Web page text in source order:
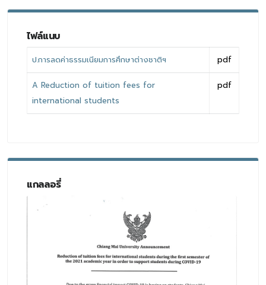
ไฟล์แนบ
ป.การลดค่าธรรมเนียมการศึกษาต่างชาติฯ pdf
A Reduction of tuition fees for
international students
pdf
แกลลอรี่